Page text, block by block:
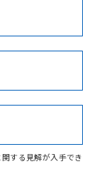
Cr(VI)
する見解が入手でき